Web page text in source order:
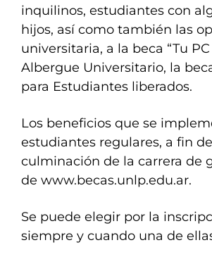
inquilinos, estudiantes con
hijos, así como también las
universitaria, a la beca “Tu
Albergue Universitario, la
para Estudiantes liberados.
Los beneficios que se
estudiantes regulares, a fin
culminación de la carrera de
de www.becas.unlp.edu.ar.
Se puede elegir por la
siempre y cuando una de